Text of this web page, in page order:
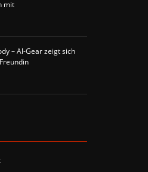
mit
– Al-Gear zeigt sich